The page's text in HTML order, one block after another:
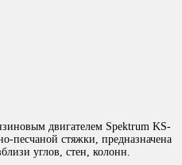
двигателем Spektrum KS-
песчаной стяжки, предназначена
углов, стен, колонн.